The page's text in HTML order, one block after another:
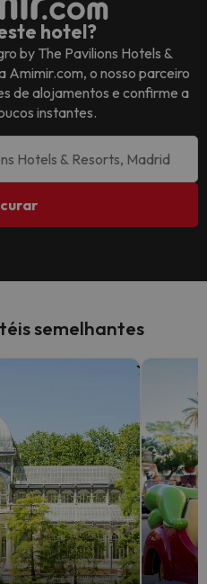
hotel?
by The Pavilions Hotels &
Amimir.com, o nosso parceiro
de alojamentos e confirme a
instantes.
semelhantes